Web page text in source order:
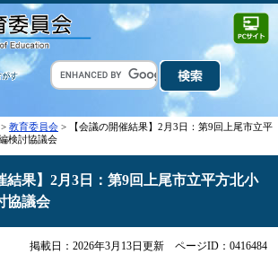
> 教育委員会 > 【会議の開催結果】2月3日：第9回上尾市立平
検討協議会
結果】2月3日：第9回上尾市立平方北小
協議会
掲載日：2026年3月13日更新 ページID：0416484